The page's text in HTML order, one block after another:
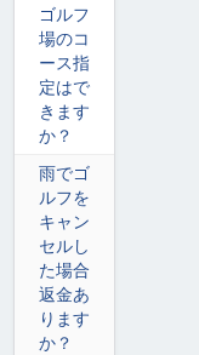
ゴルフ
場のコ
ース指
定はで
きます
か？
雨でゴ
ルフを
キャン
セルし
た場合
返金あ
ります
か？